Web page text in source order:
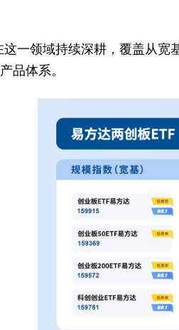
一领域持续深耕，覆盖从
品体系。